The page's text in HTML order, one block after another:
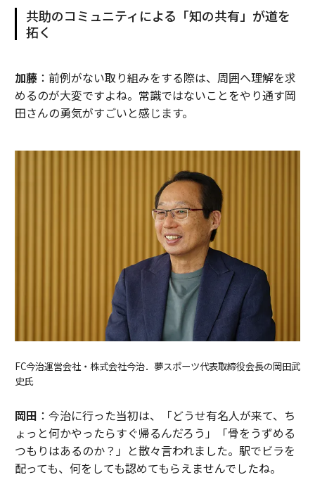
共助のコミュニティによる「知の共有」が道を
拓く
加藤：前例がない取り組みをする際は、周囲へ理解を求
めるのが大変ですよね。常識ではないことをやり通す岡
田さんの勇気がすごいと感じます。
FC今治運営会社・株式会社今治．夢スポーツ代表取締役会長の岡田武
史氏
岡田 ：今治に行った当初は、「どうせ有名人が来て、ち
ょっと何かやったらすぐ帰るんだろう」「骨をうずめる
つもりはあるのか？」と散々言われました。駅でビラを
配っても、何をしても認めてもらえませんでしたね。